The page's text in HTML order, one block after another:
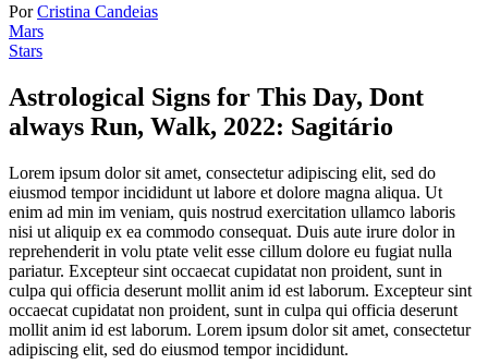
Por Cristina Candeias
Mars
Stars
Astrological Signs for This Day, Dont
always Run, Walk, 2022: Sagitário
Lorem ipsum dolor sit amet, consectetur adipiscing elit, sed do
eiusmod tempor incididunt ut labore et dolore magna aliqua. Ut
enim ad min im veniam, quis nostrud exercitation ullamco laboris
nisi ut aliquip ex ea commodo consequat. Duis aute irure dolor in
reprehenderit in volu ptate velit esse cillum dolore eu fugiat nulla
pariatur. Excepteur sint occaecat cupidatat non proident, sunt in
culpa qui officia deserunt mollit anim id est laborum. Excepteur sint
occaecat cupidatat non proident, sunt in culpa qui officia deserunt
mollit anim id est laborum. Lorem ipsum dolor sit amet, consectetur
adipiscing elit, sed do eiusmod tempor incididunt.